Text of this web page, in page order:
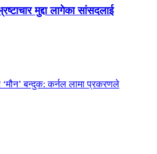
मुद्दा लागेका सांसदलाई